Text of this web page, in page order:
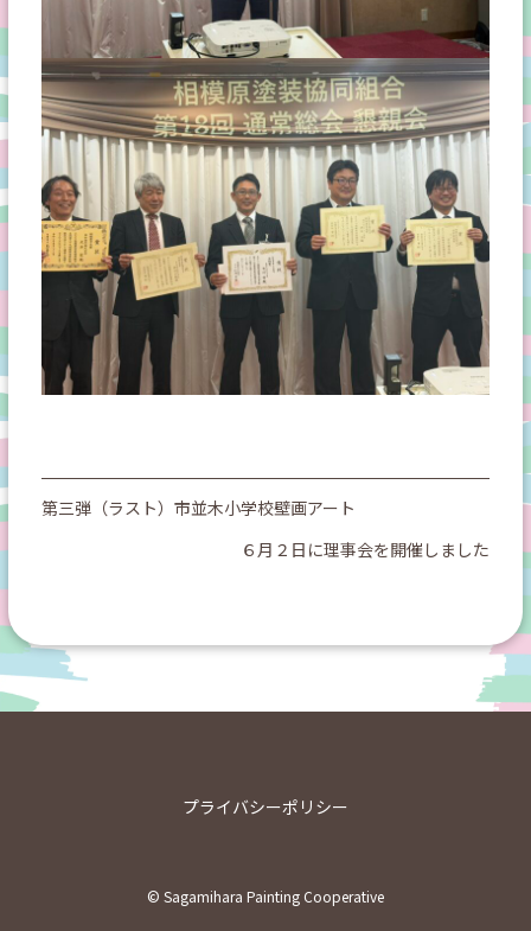
ナ
ビ
ゲ
第三弾（ラスト）市並木小学校壁画アート
６月２日に理事会を開催しました
プライバシーポリシー
© Sagamihara Painting Cooperative